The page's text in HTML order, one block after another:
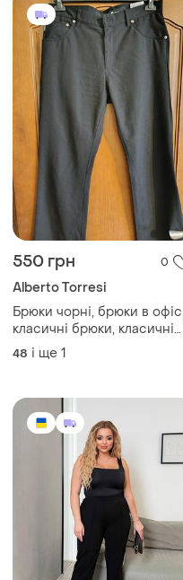
550 грн
Alberto Torresi
Брюки чорні, брюки в офіс,
класичні брюки, класичні
жіночі брюки
48 і ще 1
867 грн